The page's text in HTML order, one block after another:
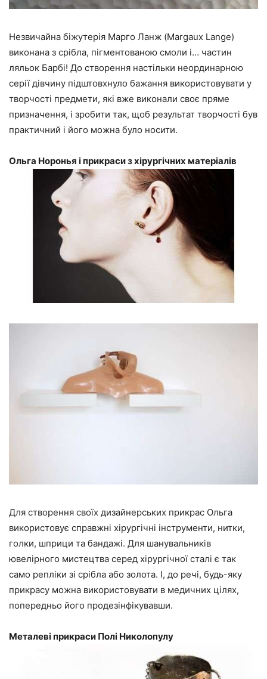
Незвичайна біжутерія Марго Ланж (Margaux Lange)
виконана з срібла, пігментованою смоли і… частин
ляльок Барбі! До створення настільки неординарною
серії дівчину підштовхнуло бажання використовувати у
творчості предмети, які вже виконали своє пряме
призначення, і зробити так, щоб результат творчості був
практичний і його можна було носити.
Ольга Норонья і прикраси з хірургічних матеріалів
Для створення своїх дизайнерських прикрас Ольга
використовує справжні хірургічні інструменти, нитки,
голки, шприци та бандажі. Для шанувальників
ювелірного мистецтва серед хірургічної сталі є так
само репліки зі срібла або золота. І, до речі, будь-яку
прикрасу можна використовувати в медичних цілях,
попередньо його продезінфікувавши.
Металеві прикраси Полі Николопулу